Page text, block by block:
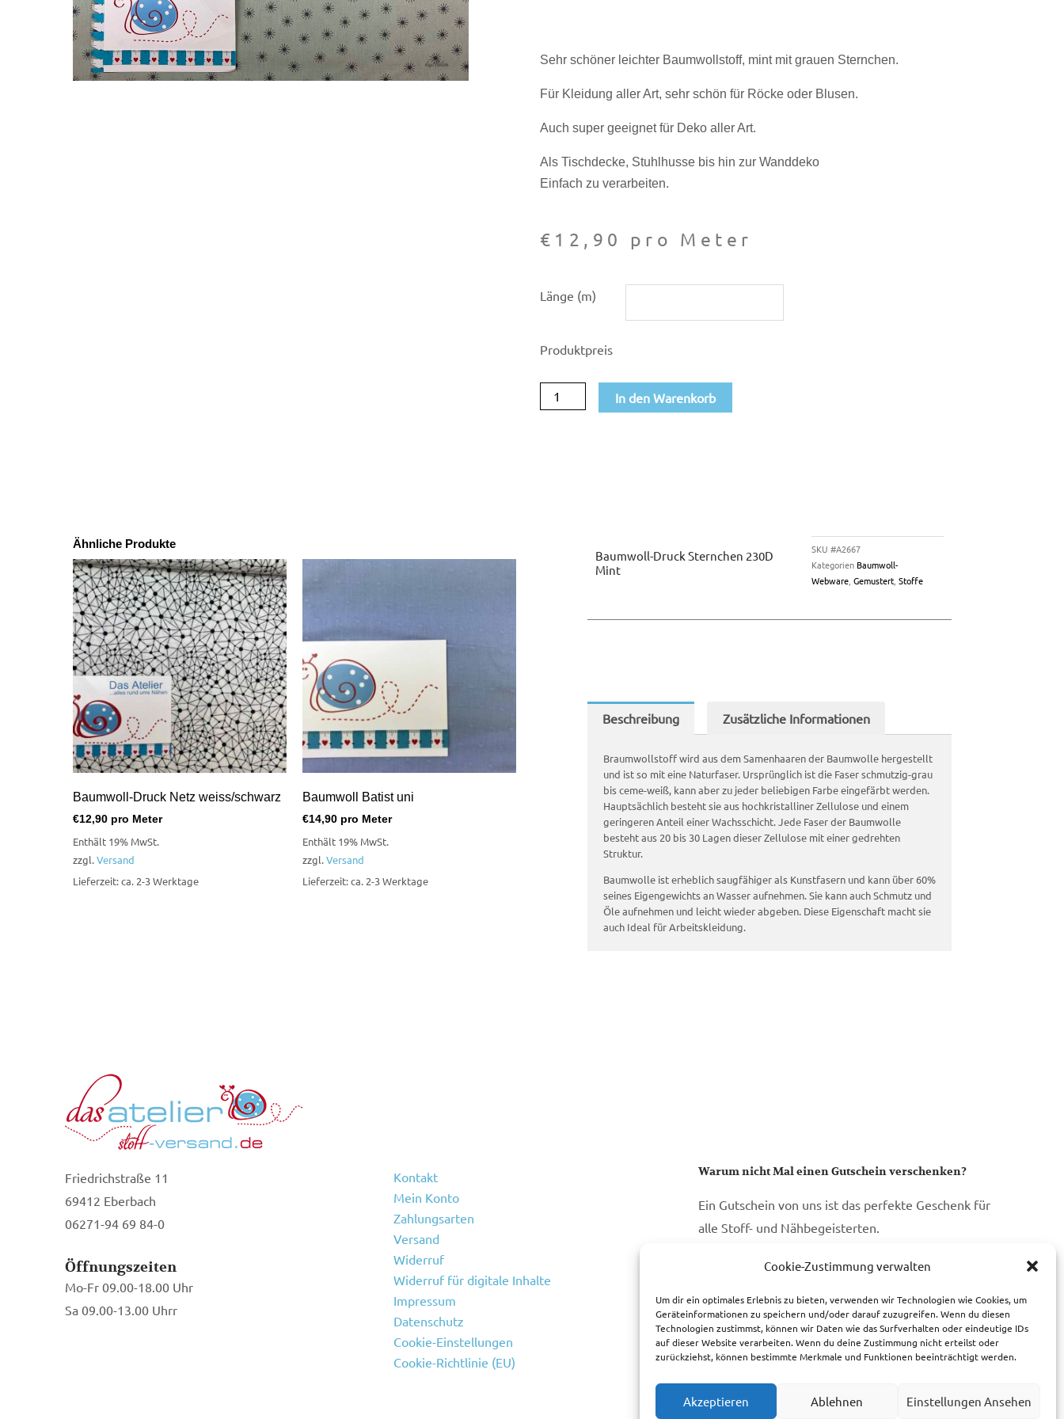
Cookie-Zustimmung verwalten
Um dir ein optimales Erlebnis zu bieten, verwenden wir Technologien wie Cookies, um
Geräteinformationen zu speichern und/oder darauf zuzugreifen. Wenn du diesen
Technologien zustimmst, können wir Daten wie das Surfverhalten oder eindeutige IDs
auf dieser Website verarbeiten. Wenn du deine Zustimmung nicht erteilst oder
zurückziehst, können bestimmte Merkmale und Funktionen beeinträchtigt werden.
Akzeptieren Ablehnen Einstellungen Ansehen
Sehr schöner leichter Baumwollstoff, mint mit grauen Sternchen.
Für Kleidung aller Art, sehr schön für Röcke oder Blusen.
Auch super geeignet für Deko aller Art.
Als Tischdecke, Stuhlhusse bis hin zur Wanddeko
Einfach zu verarbeiten.
€ 12,90 pro Meter
Länge (m)
Produktpreis
Druck
230D
Menge
In den Warenkorb
Ähnliche Produkte
Baumwoll-Druck Netz weiss/schwarz
€12,90 pro Meter
Enthält 19% MwSt.
zzgl.Versand
Lieferzeit: ca. 2-3 Werktage
Baumwoll Batist uni
€14,90 pro Meter
Enthält 19% MwSt.
zzgl.Versand
Lieferzeit: ca. 2-3 Werktage
Baumwoll-Druck Sternchen 230D
Mint
SKU #A2667
Kategorien Baumwoll-
Webware, Gemustert, Stoffe
Beschreibung Zusätzliche Informationen
Braumwollstoff wird aus dem Samenhaaren der Baumwolle hergestellt
und ist so mit eine Naturfaser. Ursprünglich ist die Faser schmutzig-grau
bis ceme-weiß, kann aber zu jeder beliebigen Farbe eingefärbt werden.
Hauptsächlich besteht sie aus hochkristalliner Zellulose und einem
geringeren Anteil einer Wachsschicht. Jede Faser der Baumwolle
besteht aus 20 bis 30 Lagen dieser Zellulose mit einer gedrehten
Struktur.
Baumwolle ist erheblich saugfähiger als Kunstfasern und kann über 60%
seines Eigengewichts an Wasser aufnehmen. Sie kann auch Schmutz und
Öle aufnehmen und leicht wieder abgeben. Diese Eigenschaft macht sie
auch Ideal für Arbeitskleidung.
Friedrichstraße 11
69412 Eberbach
06271-94 69 84-0
Öffnungszeiten
Mo-Fr 09.00-18.00 Uhr
Sa 09.00-13.00 Uhrr
Kontakt
Mein Konto
Zahlungsarten
Versand
Widerruf
Widerruf für digitale Inhalte
Impressum
Datenschutz
Cookie-Einstellungen
Cookie-Richtlinie (EU)
Warum nicht Mal einen Gutschein verschenken?
Ein Gutschein von uns ist das perfekte Geschenk für
alle Stoff- und Nähbegeisterten.